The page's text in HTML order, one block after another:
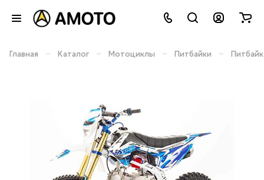
Главная – Каталог – Мотоциклы – Питбайки –